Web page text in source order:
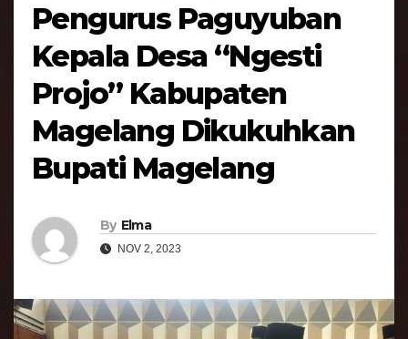
Pengurus Paguyuban
Kepala Desa “Ngesti
Projo” Kabupaten
Magelang Dikukuhkan
Bupati Magelang
By Elma
NOV 2, 2023